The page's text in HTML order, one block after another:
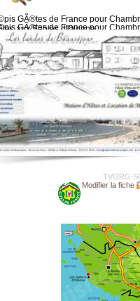
TVORG-
Modifier la fiche